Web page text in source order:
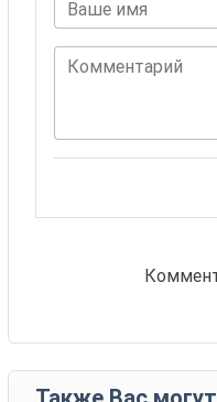
Ваше имя
Комментарий